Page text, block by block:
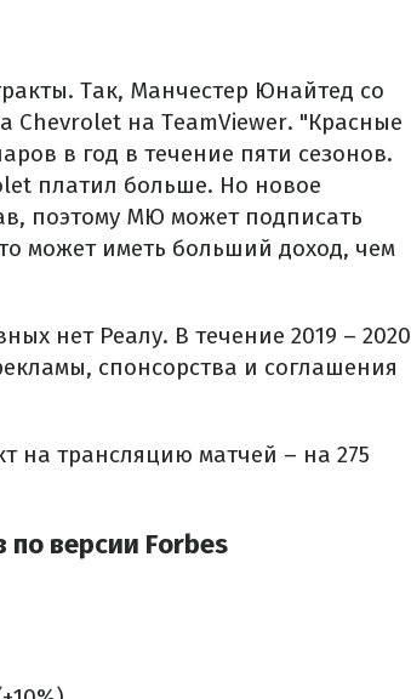
Так, Манчестер Юнайтед со
Chevrolet на TeamViewer. "Красные
в год в течение пяти сезонов.
платил больше. Но новое
поэтому МЮ может подписать
может иметь больший доход, чем
нет Реалу. В течение 2019 – 2020
спонсорства и соглашения
на трансляцию матчей – на 275
версии Forbes